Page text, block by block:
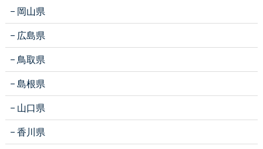
岡山県
広島県
鳥取県
島根県
山口県
香川県